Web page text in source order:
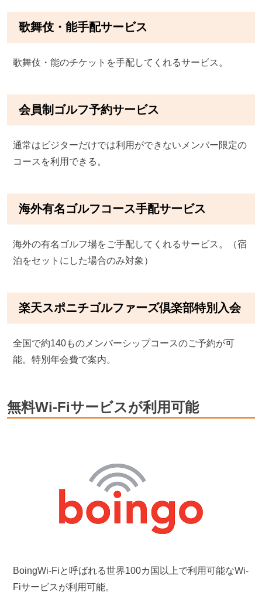
歌舞伎・能手配サービス
歌舞伎・能のチケットを手配してくれるサービス。
会員制ゴルフ予約サービス
通常はビジターだけでは利用ができないメンバー限定の
コースを利用できる。
海外有名ゴルフコース手配サービス
海外の有名ゴルフ場をご手配してくれるサービス。（宿
泊をセットにした場合のみ対象）
楽天スポニチゴルファーズ倶楽部特別入会
全国で約140ものメンバーシップコースのご予約が可
能。特別年会費で案内。
無料Wi-Fiサービスが利用可能
BoingWi-Fiと呼ばれる世界100カ国以上で利用可能なWi-
Fiサービスが利用可能。